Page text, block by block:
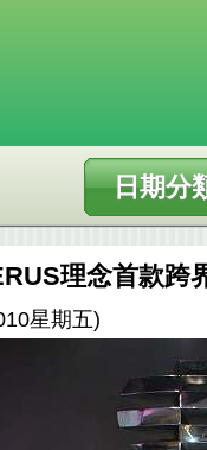
日期分
理念首款跨
星期五)